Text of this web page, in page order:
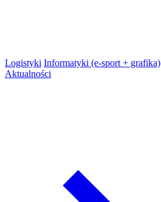
Logistyki Informatyki (e-sport + grafika)
Aktualności